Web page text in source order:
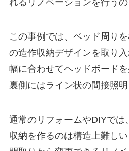
れるリノベーションを行うの
この事例では、ベッド周り
の造作収納デザインを取り
幅に合わせてヘッドボード
裏側にはライン状の間接照明
通常のリフォームやDIYでは
収納を作るのは構造上難しい